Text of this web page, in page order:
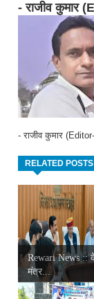
- राजीव कुमार
- राजीव कुमार
RELATED POSTS
Rewari News ::
मंत्र...